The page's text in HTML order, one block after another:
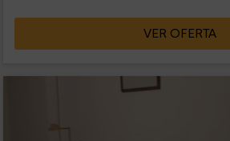
VER OFERTA